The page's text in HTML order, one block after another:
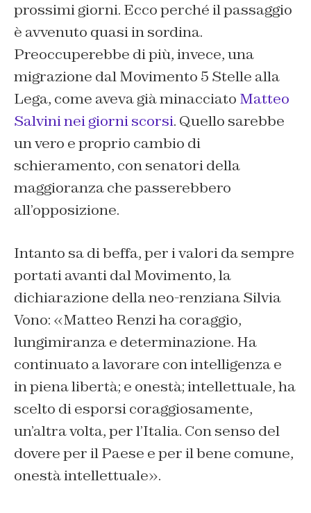
prossimi giorni. Ecco perché il passaggio
è avvenuto quasi in sordina.
Preoccuperebbe di più, invece, una
migrazione dal Movimento 5 Stelle alla
Lega, come aveva già minacciato Matteo
Salvini nei giorni scorsi. Quello sarebbe
un vero e proprio cambio di
schieramento, con senatori della
maggioranza che passerebbero
all’opposizione.
Intanto sa di beffa, per i valori da sempre
portati avanti dal Movimento, la
dichiarazione della neo-renziana Silvia
Vono: «Matteo Renzi ha coraggio,
lungimiranza e determinazione. Ha
continuato a lavorare con intelligenza e
in piena libertà; e onestà; intellettuale, ha
scelto di esporsi coraggiosamente,
un’altra volta, per l’Italia. Con senso del
dovere per il Paese e per il bene comune,
onestà intellettuale».